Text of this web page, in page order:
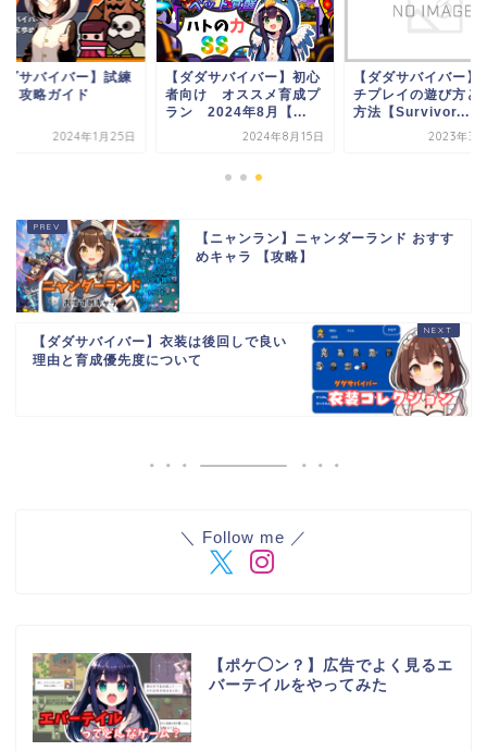
ダサバイバー】試練
攻略ガイド
2024年1月25日
【ダダサバイバー】初心
者向け オススメ育成プ
ラン 2024年8月【...
2024年8月15日
【ダダサバイバー】
チプレイの遊び方と
方法【Survivor...
2023年3
【ニャンラン】ニャンダーランド おすす
めキャラ 【攻略】
【ダダサバイバー】衣装は後回しで良い
理由と育成優先度について
＼ Follow me ／
【ポケ◯ン？】広告でよく見るエ
バーテイルをやってみた